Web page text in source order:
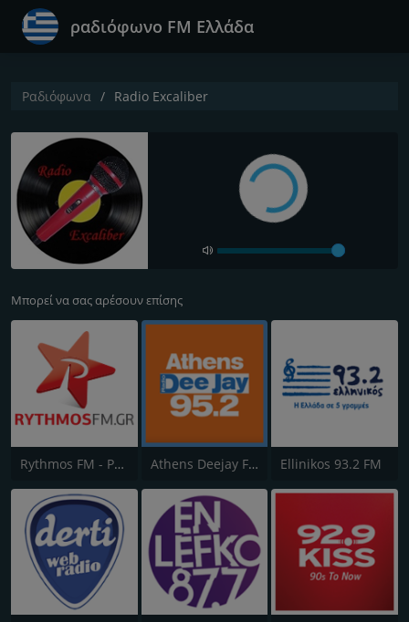
ραδιόφωνο FM Ελλάδα
Ραδιόφωνα Radio Excaliber
Μπορεί να σας αρέσουν επίσης
Rythmos FM - Ρυθμος 94.9 Athens Deejay FM Ellinikos 93.2 FM